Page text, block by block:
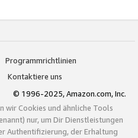
Programmrichtlinien
Kontaktiere uns
© 1996-2025, Amazon.com, Inc.
wir Cookies und ähnliche Tools
nur, um Dir Dienstleistungen
Authentifizierung, der Erhaltung